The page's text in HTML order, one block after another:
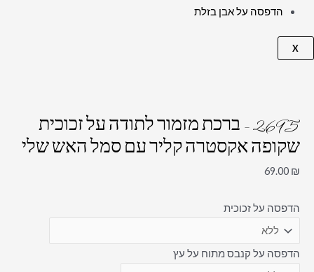
הדפסה על אבן בזלת
X
2695 – ברכת מזמור לתודה על זכוכית
שקופה אקסטרה קליר עם סמל האש שלי
69.00 ₪
הדפסה על זכוכית
הדפסה על קנבס מתוח על עץ